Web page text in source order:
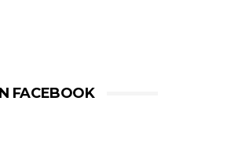
FACEBOOK